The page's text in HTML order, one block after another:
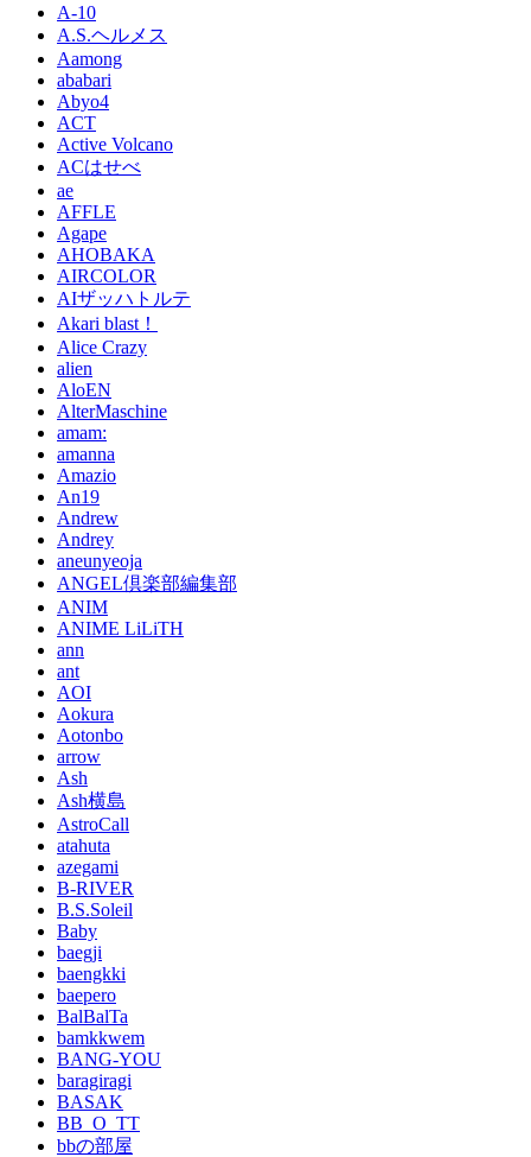
A-10
A.S.ヘルメス
Aamong
ababari
Abyo4
ACT
Active Volcano
ACはせべ
ae
AFFLE
Agape
AHOBAKA
AIRCOLOR
AIザッハトルテ
Akari blast！
Alice Crazy
alien
AloEN
AlterMaschine
amam:
amanna
Amazio
An19
Andrew
Andrey
aneunyeoja
ANGEL倶楽部編集部
ANIM
ANIME LiLiTH
ann
ant
AOI
Aokura
Aotonbo
arrow
Ash
Ash横島
AstroCall
atahuta
azegami
B-RIVER
B.S.Soleil
Baby
baegji
baengkki
baepero
BalBalTa
bamkkwem
BANG-YOU
baragiragi
BASAK
BB_O_TT
bbの部屋